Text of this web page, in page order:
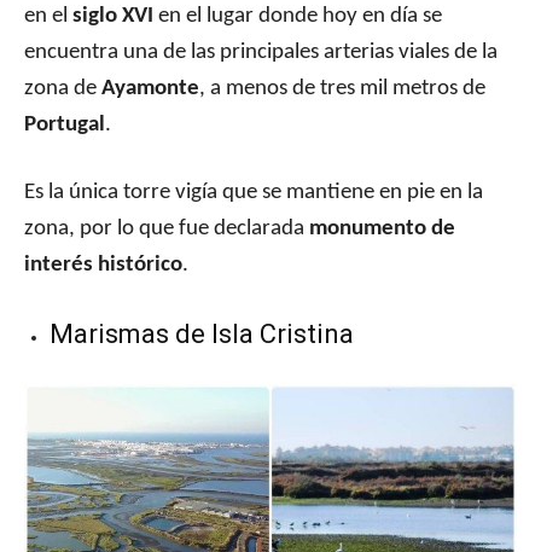
en el siglo XVI en el lugar donde hoy en día se
encuentra una de las principales arterias viales de la
zona de Ayamonte, a menos de tres mil metros de
Portugal.
Es la única torre vigía que se mantiene en pie en la
zona, por lo que fue declarada monumento de
interés histórico.
Marismas de Isla Cristina